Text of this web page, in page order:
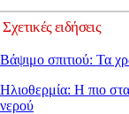
Σχετικές ειδήσεις
Βάψιμο σπιτιού: Τα
Ηλιοθερμία: Η πιο
νερού